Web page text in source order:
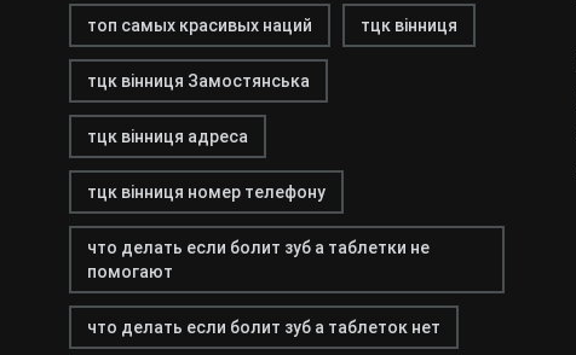
топ самых красивых наций тцк вінниця
тцк вінниця Замостянська
тцк вінниця адреса
тцк вінниця номер телефону
что делать если болит зуб а таблетки не
помогают
что делать если болит зуб а таблеток нет